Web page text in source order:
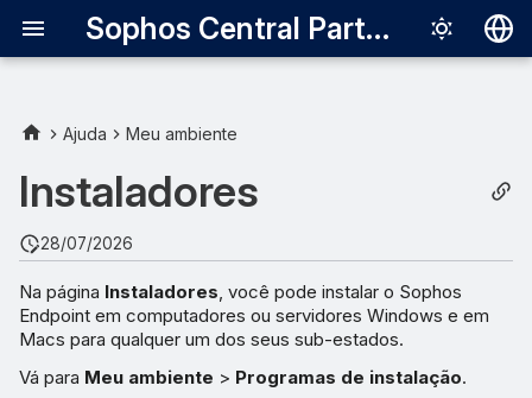
Sophos Central Partner
Italiano
日本語
Português
Ajuda Meu ambiente
Instaladores
28/07/2026
Na página Instaladores , você pode instalar o Sophos
Endpoint em computadores ou servidores Windows e em
Macs para qualquer um dos seus sub-estados.
Vá para Meu ambiente > Programas de instalação.